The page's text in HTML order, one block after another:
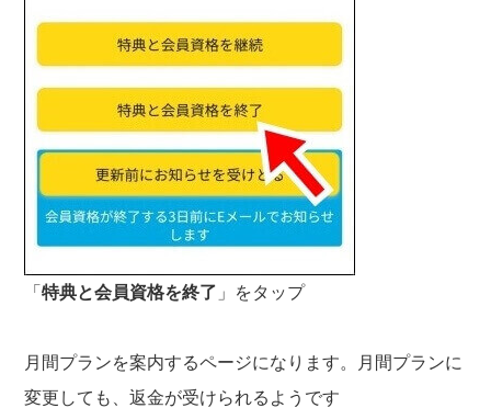
「特典と会員資格を終了 」をタップ
月間プランを案内するページになります。月間プランに
変更しても、返金が受けられるようです